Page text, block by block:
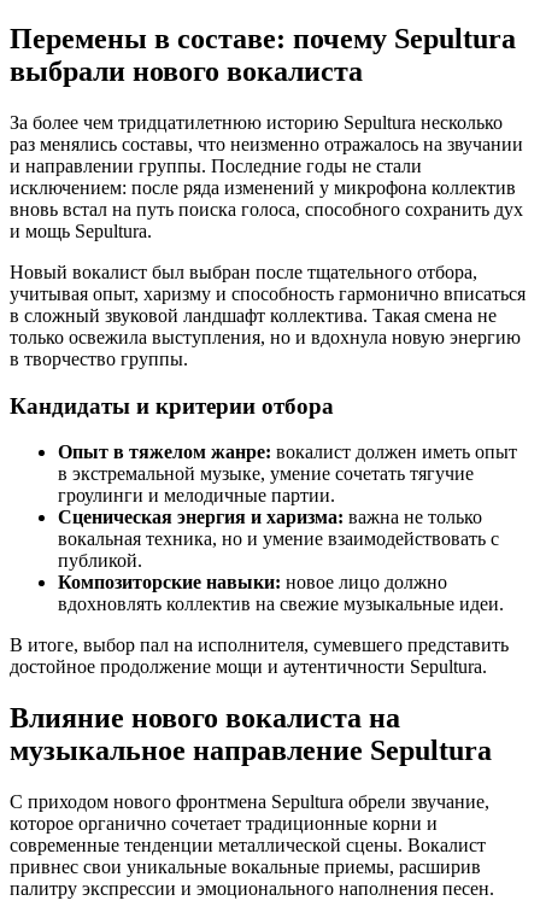
Перемены в составе: почему Sepultura
выбрали нового вокалиста
За более чем тридцатилетнюю историю Sepultura несколько
раз менялись составы, что неизменно отражалось на звучании
и направлении группы. Последние годы не стали
исключением: после ряда изменений у микрофона коллектив
вновь встал на путь поиска голоса, способного сохранить дух
и мощь Sepultura.
Новый вокалист был выбран после тщательного отбора,
учитывая опыт, харизму и способность гармонично вписаться
в сложный звуковой ландшафт коллектива. Такая смена не
только освежила выступления, но и вдохнула новую энергию
в творчество группы.
Кандидаты и критерии отбора
Опыт в тяжелом жанре: вокалист должен иметь опыт
в экстремальной музыке, умение сочетать тягучие
гроулинги и мелодичные партии.
Сценическая энергия и харизма: важна не только
вокальная техника, но и умение взаимодействовать с
публикой.
Композиторские навыки: новое лицо должно
вдохновлять коллектив на свежие музыкальные идеи.
В итоге, выбор пал на исполнителя, сумевшего представить
достойное продолжение мощи и аутентичности Sepultura.
Влияние нового вокалиста на
музыкальное направление Sepultura
С приходом нового фронтмена Sepultura обрели звучание,
которое органично сочетает традиционные корни и
современные тенденции металлической сцены. Вокалист
привнес свои уникальные вокальные приемы, расширив
палитру экспрессии и эмоционального наполнения песен.